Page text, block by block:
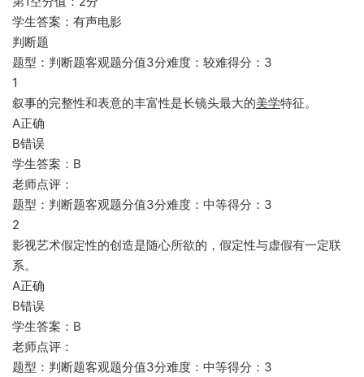
学生答案：有声电影
判断题
题型：判断题客观题分值3分难度：较难得分：3
1
叙事的完整性和表意的丰富性是长镜头最大的美学特征。
A正确
B错误
学生答案：B
老师点评：
题型：判断题客观题分值3分难度：中等得分：3
2
影视艺术假定性的创造是随心所欲的，假定性与虚假有一定联
系。
A正确
B错误
学生答案：B
老师点评：
题型：判断题客观题分值3分难度：中等得分：3